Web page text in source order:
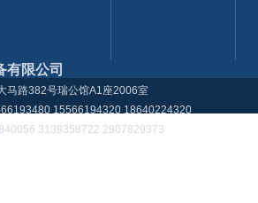
有限公司
马路382号瑞公馆A1座2006室
15566194320 18640224320
3139358722 2907829373